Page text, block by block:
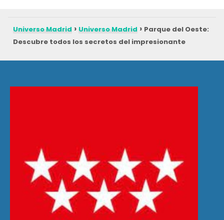
Universo Madrid Universo Madrid
Parque del Oeste:
Descubre todos los secretos del impresionante